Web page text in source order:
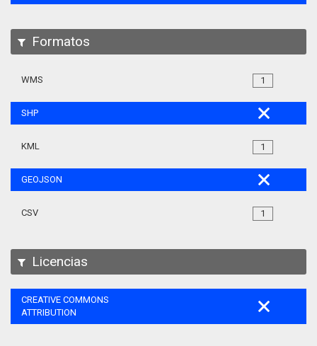
Formatos
1
WMS
SHP
1
KML
GEOJSON
1
CSV
Licencias
CREATIVE COMMONS
ATTRIBUTION